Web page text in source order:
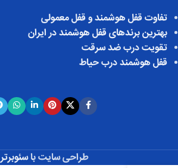
تفاوت قفل هوشمند و قفل معمولی
بهترین برندهای قفل هوشمند در ایران
تقویت درب ضد سرقت
قفل هوشمند درب حیاط
طراحی سایت باسئوبرتر